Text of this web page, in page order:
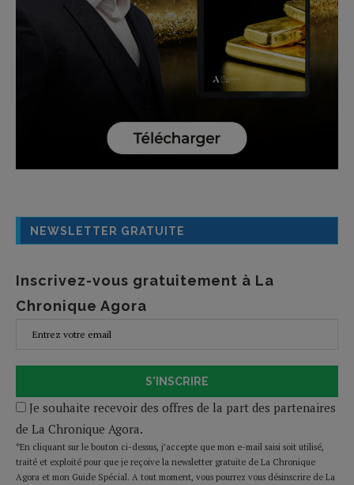
NEWSLETTER GRATUITE
Inscrivez-vous gratuitement à La
Chronique Agora
S'INSCRIRE
Je souhaite recevoir des offres de la part des partenaires
de La Chronique Agora.
*En cliquant sur le bouton ci-dessus, j’accepte que mon e-mail saisi soit utilisé,
traité et exploité pour que je reçoive la newsletter gratuite de La Chronique
Agora et mon Guide Spécial. A tout moment, vous pourrez vous désinscrire de La